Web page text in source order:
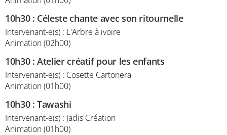
10h30: Céleste chante avec son ritournelle
Intervenant-e(s) : L'Arbre à ivoire
Animation (02h00)
10h30:Atelier créatif pour les enfants
Intervenant-e(s) : Cosette Cartonera
Animation (01h00)
10h30:Tawashi
Intervenant-e(s) : Jadis Création
Animation (01h00)